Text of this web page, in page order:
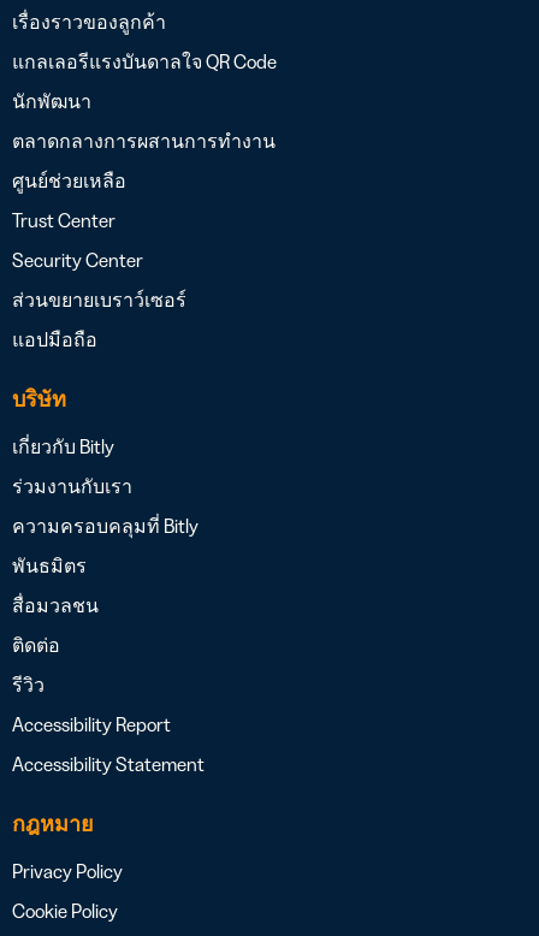
เรื่องราวของลูกค้า
แกลเลอรีแรงบันดาลใจ QR Code
นักพัฒนา
ตลาดกลางการผสานการทำงาน
ศูนย์ช่วยเหลือ
Trust Center
Security Center
ส่วนขยายเบราว์เซอร์
แอปมือถือ
บริษัท
เกี่ยวกับ Bitly
ร่วมงานกับเรา
ความครอบคลุมที่ Bitly
พันธมิตร
สื่อมวลชน
ติดต่อ
รีวิว
Accessibility Report
Accessibility Statement
กฎหมาย
Privacy Policy
Cookie Policy